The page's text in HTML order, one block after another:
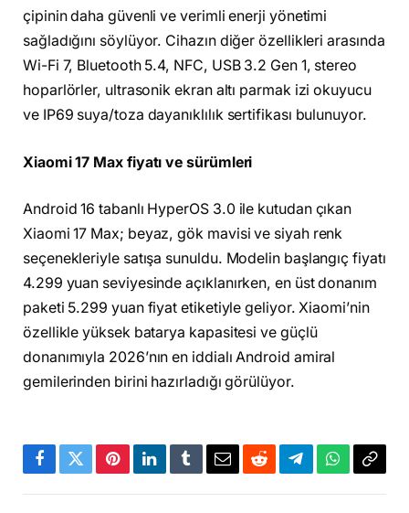
çipinin daha güvenli ve verimli enerji yönetimi
sağladığını söylüyor. Cihazın diğer özellikleri arasında
Wi-Fi 7, Bluetooth 5.4, NFC, USB 3.2 Gen 1, stereo
hoparlörler, ultrasonik ekran altı parmak izi okuyucu
ve IP69 suya/toza dayanıklılık sertifikası bulunuyor.
Xiaomi 17 Max fiyatı ve sürümleri
Android 16 tabanlı HyperOS 3.0 ile kutudan çıkan
Xiaomi 17 Max; beyaz, gök mavisi ve siyah renk
seçenekleriyle satışa sunuldu. Modelin başlangıç fiyatı
4.299 yuan seviyesinde açıklanırken, en üst donanım
paketi 5.299 yuan fiyat etiketiyle geliyor. Xiaomi’nin
özellikle yüksek batarya kapasitesi ve güçlü
donanımıyla 2026’nın en iddialı Android amiral
gemilerinden birini hazırladığı görülüyor.
Facebook
TwitterPinterestLinkedInTumblrEmailRedditTelegramWhatsApp